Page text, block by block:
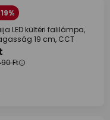
LED kültéri falilámpa,
19 cm, CCT
Ft